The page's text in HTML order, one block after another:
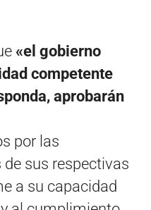
«el gobierno
competente
aprobarán
por las
sus respectivas
a su capacidad